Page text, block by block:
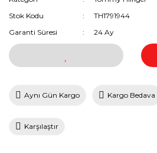
Stok Kodu
TH1791944
Garanti Süresi
24 Ay
Aynı Gün Kargo Kargo Bedava
Karşılaştır